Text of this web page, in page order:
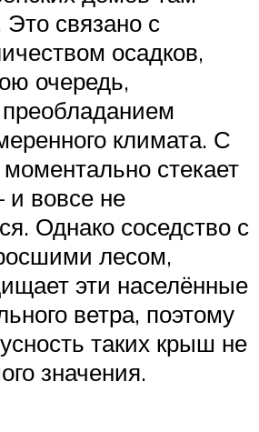
Это связано с
осадков,
очередь,
климата. С
стекает
и вовсе не
Однако соседство с
лесом,
эти населённые
ветра, поэтому
таких крыш не
значения.